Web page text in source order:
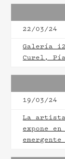
22/03/24
Galería
Curel, Pía
19/03/24
La artista
expone